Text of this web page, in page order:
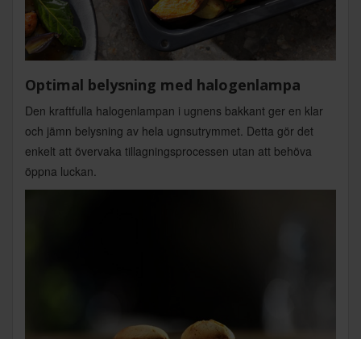
Optimal belysning med halogenlampa
Den kraftfulla halogenlampan i ugnens bakkant ger en klar
och jämn belysning av hela ugnsutrymmet. Detta gör det
enkelt att övervaka tillagningsprocessen utan att behöva
öppna luckan.